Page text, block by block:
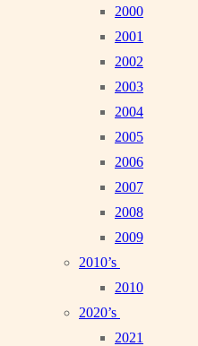
2000
2001
2002
2003
2004
2005
2006
2007
2008
2009
2010’s
2010
2020’s
2021